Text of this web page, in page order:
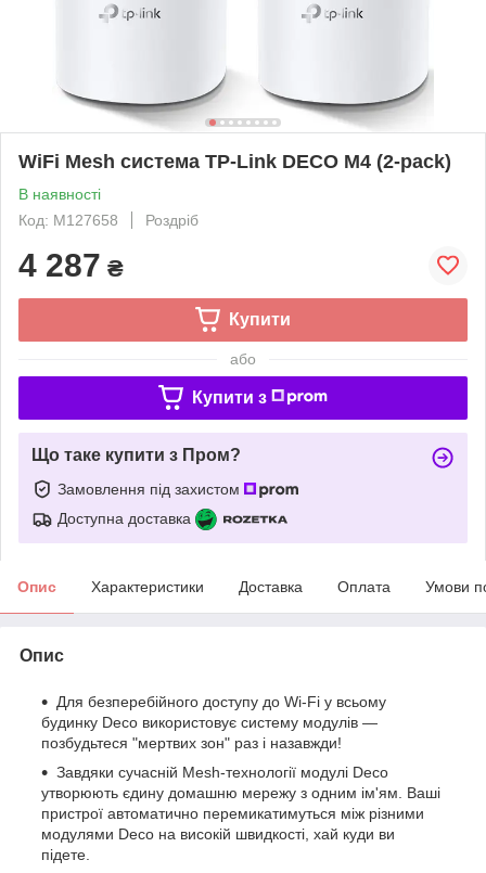
WiFi Mesh система TP-Link DECO M4 (2-pack)
В наявності
Код: M127658
Роздріб
4 287 ₴
Купити
або
Купити з
Що таке купити з Пром?
Замовлення під захистом
Доступна доставка
Опис Характеристики Доставка Оплата Умови
Опис
Для безперебійного доступу до Wi-Fi у всьому
будинку Deco використовує систему модулів —
позбудьтеся "мертвих зон" раз і назавжди!
Завдяки сучасній Mesh-технології модулі Deco
утворюють єдину домашню мережу з одним ім'ям. Ваші
пристрої автоматично перемикатимуться між різними
модулями Deco на високій швидкості, хай куди ви
підете.